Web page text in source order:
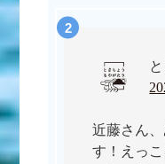
近藤さん
す！えっ